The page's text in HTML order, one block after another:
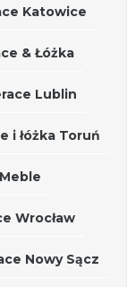
Katowice
& Łóżka
Lublin
i łóżka Toruń
Wrocław
Nowy Sącz